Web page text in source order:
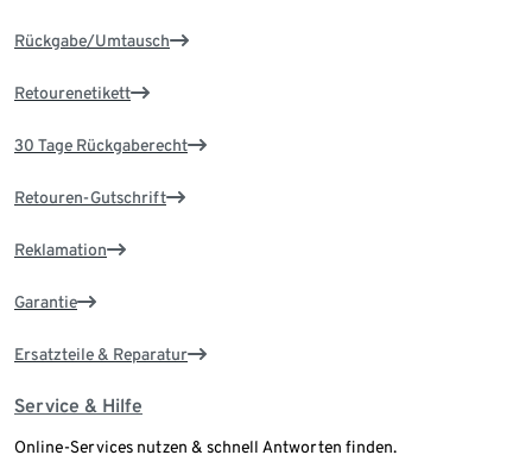
Rückgabe/Umtausch
Retourenetikett
30 Tage Rückgaberecht
Retouren-Gutschrift
Reklamation
Garantie
Ersatzteile & Reparatur
Service & Hilfe
Online-Services nutzen & schnell Antworten finden.